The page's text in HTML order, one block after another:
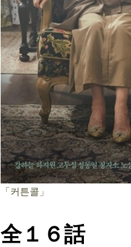
「커튼콜」
全１６話